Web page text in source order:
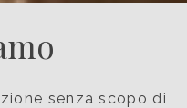
senza scopo di